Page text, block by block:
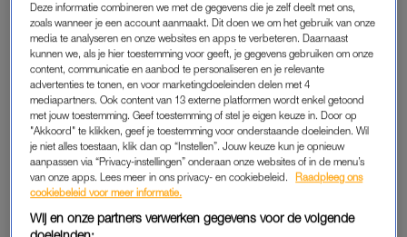
Sacha zwarte leren loafers met rimpel design, € 109,99
Deze informatie combineren we met de gegevens die je zelf deelt met ons,
zoals wanneer je een account aanmaakt. Dit doen we om het gebruik van onze
media te analyseren en onze websites en apps te verbeteren. Daarnaast
kunnen we, als je hier toestemming voor geeft, je gegevens gebruiken om onze
content, communicatie en aanbod te personaliseren en je relevante
advertenties te tonen, en voor marketingdoeleinden delen met 4
mediapartners. Ook content van 13 externe platformen wordt enkel getoond
met jouw toestemming. Geef toestemming of stel je eigen keuze in. Door op
"Akkoord" te klikken, geef je toestemming voor onderstaande doeleinden. Wil
je niet alles toestaan, klik dan op “Instellen”. Jouw keuze kun je opnieuw
aanpassen via “Privacy-instellingen” onderaan onze websites of in de menu’s
van onze apps. Lees meer in ons privacy- en cookiebeleid.
Raadpleeg ons
cookiebeleid voor meer informatie.
Wij en onze partners verwerken gegevens voor de volgende